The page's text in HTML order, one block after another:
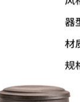
hộ gia đình đơn giản
ngoài trời khay trà
túi xách tay bộ ấm